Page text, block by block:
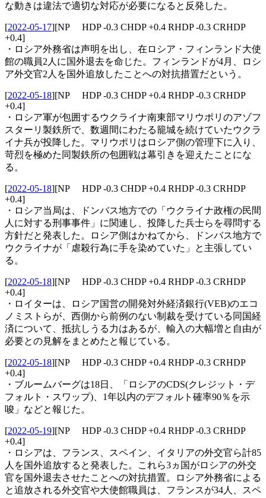
な動きは違法で適切な対応が必要になると反発した。
[2022-05-17][NP HDP -0.3 CHDP +0.4 RHDP -0.3 CRHDP
+0.4]
・ロシア外務省は声明を出し、在ロシア・フィンランド大使
館の職員2人に国外退去を命じた。フィンランドが4月、ロシ
ア外交官2人を国外追放したことへの対抗措置だという。
[2022-05-18][NP HDP -0.3 CHDP +0.4 RHDP -0.3 CRHDP
+0.4]
・ロシア軍が包囲するウクライナ南東部マリウポリのアゾフ
スターリ製鉄所で、数週間にわたる籠城を続けていたウクラ
イナ兵が投降した。マリウポリはロシア側の管理下に入り、
苛烈を極めた同製鉄所の包囲戦は幕引きを迎えたことにな
る。
[2022-05-18][NP HDP -0.3 CHDP +0.4 RHDP -0.3 CRHDP
+0.4]
・ロシア当局は、ドンバス地方での「ウクライナ政権の民間
人に対する刑事事件」に関連し、投降した兵士らを尋問する
方針だと発表した。ロシア側はかねてから、ドンバス地方で
ウクライナが「虐殺行為に手を染めていた」と主張してい
る。
[2022-05-18][NP HDP -0.3 CHDP +0.4 RHDP -0.3 CRHDP
+0.4]
・ロイターは、ロシア国営の開発対外経済銀行(VEB)のエコ
ノミストらが、西側から前例のない制裁を受けている同国経
済について、抵抗しうる力はあるが、輸入の大幅増と自由が
必要との見解をまとめたと報じている。
[2022-05-18][NP HDP -0.3 CHDP +0.4 RHDP -0.3 CRHDP
+0.4]
・ブルームバーグは18日、「ロシアのCDS(クレジット・デ
フォルト・スワップ)、1年以内のデフォルト確率90％を示
唆」などと報じた。
[2022-05-19][NP HDP -0.3 CHDP +0.4 RHDP -0.3 CRHDP
+0.4]
・ロシアは、フランス、スペイン、イタリアの外交官ら計85
人を国外追放すると発表した。これら3ヵ国がロシアの外交
官を国外退去させたことへの対抗措置。ロシア外務省による
と追放される外交官や大使館職員は、フランスが34人、スペ